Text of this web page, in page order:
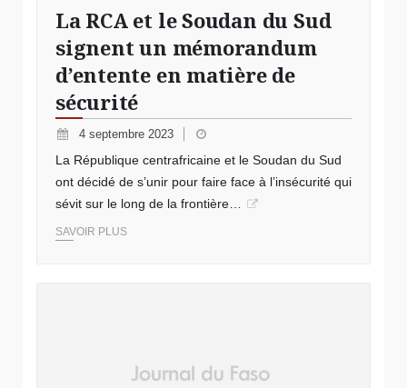
La RCA et le Soudan du Sud
signent un mémorandum
d’entente en matière de
sécurité
4 septembre 2023
La République centrafricaine et le Soudan du Sud
ont décidé de s’unir pour faire face à l’insécurité qui
sévit sur le long de la frontière…
SAVOIR PLUS